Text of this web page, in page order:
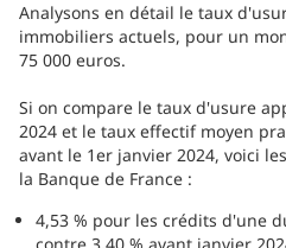
Analysons en détail le taux
immobiliers actuels, pour un
75 000 euros.
Si on compare le taux d'usure
2024 et le taux effectif moyen
avant le 1er janvier 2024, voici
la Banque de France :
4,53 % pour les crédits d'une